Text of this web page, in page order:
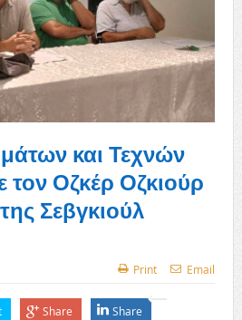
και Τεχνών
τον Οζκέρ Οζκιούρ
Σεβγκιούλ
Print Email
Share Share